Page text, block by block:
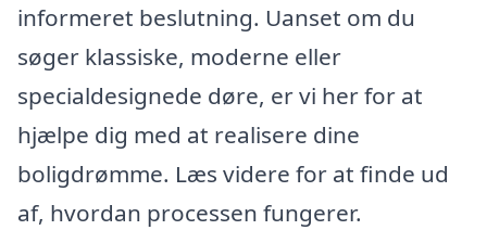
informeret beslutning. Uanset om du
søger klassiske, moderne eller
specialdesignede døre, er vi her for at
hjælpe dig med at realisere dine
boligdrømme. Læs videre for at finde ud
af, hvordan processen fungerer.